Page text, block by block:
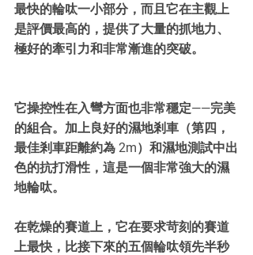
最快的輪呔一小部分，而且它在主觀上
是評價最高的，提供了大量的抓地力、
極好的牽引力和非常漸進的突破。
它操控性在入彎方面也非常穩定——完美
的組合。加上良好的濕地剎車（第四，
最佳剎車距離約為 2m）和濕地測試中出
色的抗打滑性，這是一個非常強大的濕
地輪呔。
在乾燥的賽道上，它在要求苛刻的賽道
上最快，比接下來的五個輪呔領先半秒